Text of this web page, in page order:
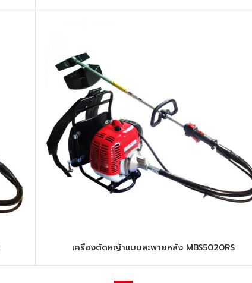
เครื่องตัดหญ้าแบบสะพายหลัง MBS5020RS